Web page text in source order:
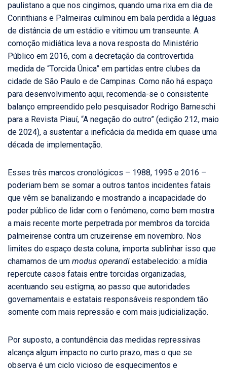
paulistano a que nos cingimos, quando uma rixa em dia de
Corinthians e Palmeiras culminou em bala perdida a léguas
de distância de um estádio e vitimou um transeunte. A
comoção midiática leva a nova resposta do Ministério
Público em 2016, com a decretação da controvertida
medida de “Torcida Única” em partidas entre clubes da
cidade de São Paulo e de Campinas. Como não há espaço
para desenvolvimento aqui, recomenda-se o consistente
balanço empreendido pelo pesquisador Rodrigo Barneschi
para a Revista Piauí, “A negação do outro” (edição 212, maio
de 2024), a sustentar a ineficácia da medida em quase uma
década de implementação.
Esses três marcos cronológicos – 1988, 1995 e 2016 –
poderiam bem se somar a outros tantos incidentes fatais
que vêm se banalizando e mostrando a incapacidade do
poder público de lidar com o fenômeno, como bem mostra
a mais recente morte perpetrada por membros da torcida
palmeirense contra um cruzeirense em novembro. Nos
limites do espaço desta coluna, importa sublinhar isso que
chamamos de um modus operandi estabelecido: a mídia
repercute casos fatais entre torcidas organizadas,
acentuando seu estigma, ao passo que autoridades
governamentais e estatais responsáveis respondem tão
somente com mais repressão e com mais judicialização.
Por suposto, a contundência das medidas repressivas
alcança algum impacto no curto prazo, mas o que se
observa é um ciclo vicioso de esquecimentos e